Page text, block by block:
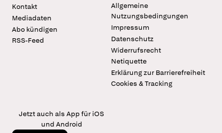
Kontakt
Mediadaten
Abo kündigen
RSS-Feed
Allgemeine
Nutzungsbedingungen
Impressum
Datenschutz
Widerrufsrecht
Netiquette
Erklärung zur Barrierefreiheit
Cookies & Tracking
Jetzt auch als App für iOS
und Android